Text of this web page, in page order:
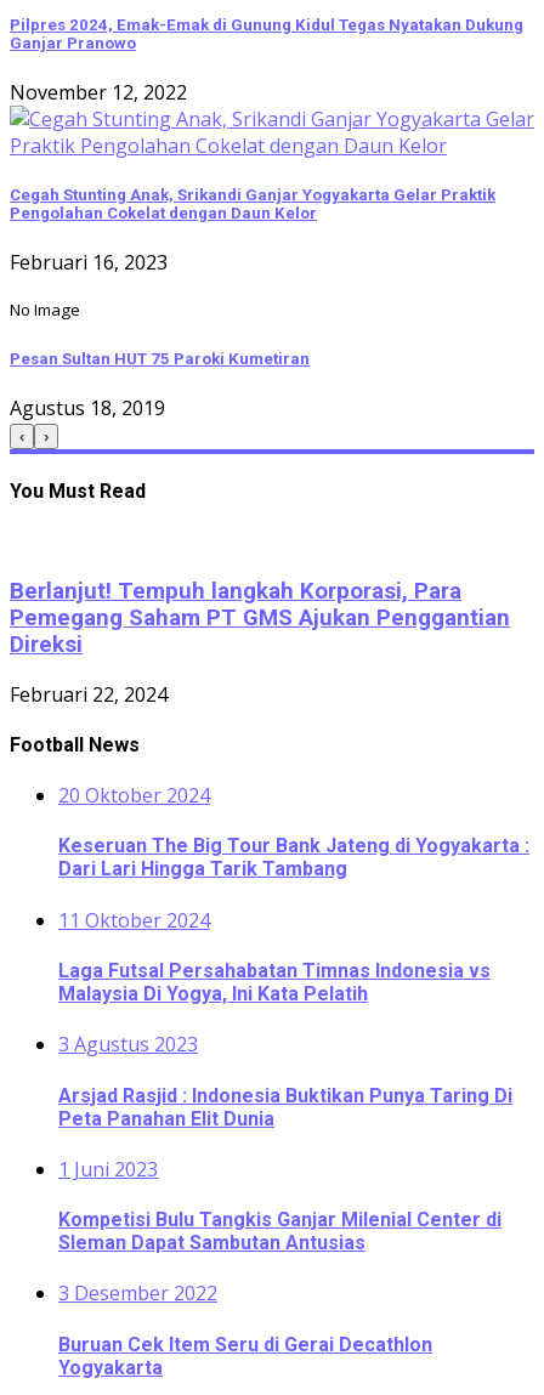
Pilpres 2024, Emak-Emak di Gunung Kidul Tegas Nyatakan Dukung
Ganjar Pranowo
November 12, 2022
Cegah Stunting Anak, Srikandi Ganjar Yogyakarta Gelar Praktik
Pengolahan Cokelat dengan Daun Kelor
Februari 16, 2023
No Image
Pesan Sultan HUT 75 Paroki Kumetiran
Agustus 18, 2019
‹ ›
You Must Read
Berlanjut! Tempuh langkah Korporasi, Para
Pemegang Saham PT GMS Ajukan Penggantian
Direksi
Februari 22, 2024
Football News
20 Oktober 2024
Keseruan The Big Tour Bank Jateng di Yogyakarta :
Dari Lari Hingga Tarik Tambang
11 Oktober 2024
Laga Futsal Persahabatan Timnas Indonesia vs
Malaysia Di Yogya, Ini Kata Pelatih
3 Agustus 2023
Arsjad Rasjid : Indonesia Buktikan Punya Taring Di
Peta Panahan Elit Dunia
1 Juni 2023
Kompetisi Bulu Tangkis Ganjar Milenial Center di
Sleman Dapat Sambutan Antusias
3 Desember 2022
Buruan Cek Item Seru di Gerai Decathlon
Yogyakarta